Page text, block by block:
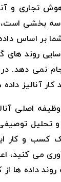
تجاری و
سه بخشی
بر اساس
نمی دهد.
آنالیز
اصلی
تحلیل
کسب و کار
می کنید،
داده ها